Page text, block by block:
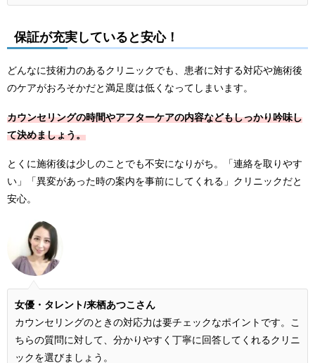
保証が充実していると安心！
どんなに技術力のあるクリニックでも、患者に対する対応や施術後
のケアがおろそかだと満足度は低くなってしまいます。
カウンセリングの時間やアフターケアの内容などもしっかり吟味し
て決めましょう。
とくに施術後は少しのことでも不安になりがち。「連絡を取りやす
い」「異変があった時の案内を事前にしてくれる」クリニックだと
安心。
女優・タレント/来栖あつこさん
カウンセリングのときの対応力は要チェックなポイントです。こ
ちらの質問に対して、分かりやすく丁寧に回答してくれるクリニ
ックを選びましょう。